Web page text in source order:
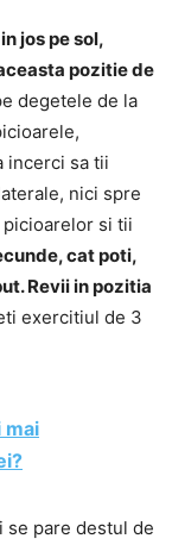
jos pe sol,
pozitie de
degetele de la
incerci sa tii
nici spre
si tii
cat poti,
Revii in pozitia
exercitiul de 3
mai
se pare destul de